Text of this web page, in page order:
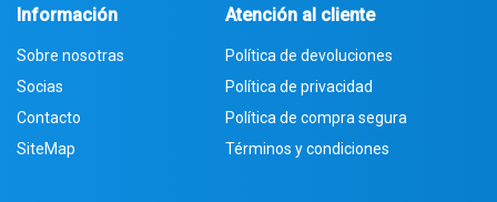
Información
Sobre nosotras
Socias
Contacto
SiteMap
Atención al cliente
Política de devoluciones
Política de privacidad
Política de compra segura
Términos y condiciones